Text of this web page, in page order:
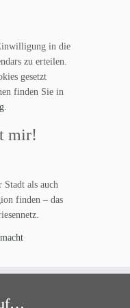
in die
zu erteilen.
gesetzt
finden Sie in
.
mir!
als auch
finden – das